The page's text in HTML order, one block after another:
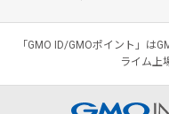
「GMO ID/GMOポイント」は
ライム上